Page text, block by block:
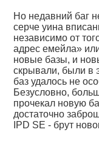
Но недавний баг
серче уина
независимо от
адрес емейла»
новые базы, и
скрывали, были в
баз удалось не
Безусловно,
прочекал новую
достаточно
IPD SE - брут